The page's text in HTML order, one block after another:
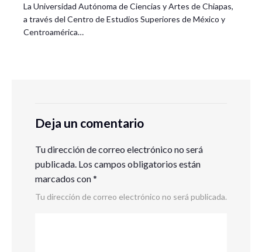
La Universidad Autónoma de Ciencias y Artes de Chiapas,
a través del Centro de Estudios Superiores de México y
Centroamérica…
Deja un comentario
Tu dirección de correo electrónico no será
publicada. Los campos obligatorios están
marcados con*
Tu dirección de correo electrónico no será publicada.